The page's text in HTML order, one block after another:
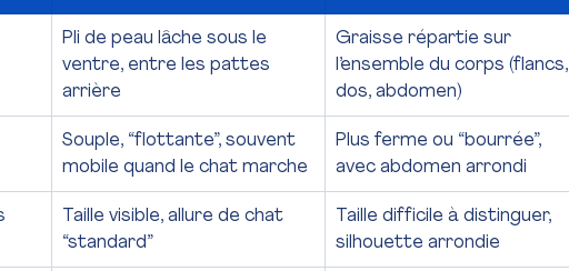
Pli de peau lâche sous le
ventre, entre les pattes
arrière
Graisse répartie sur
l’ensemble du corps (flancs,
dos, abdomen)
Souple, “flottante”, souvent
mobile quand le chat marche
Plus ferme ou “bourrée”,
avec abdomen arrondi
Taille visible, allure de chat
“standard”
Taille difficile à distinguer,
silhouette arrondie